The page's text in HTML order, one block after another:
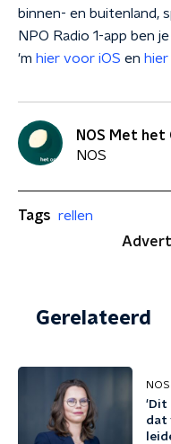
binnen- en buitenland,
NPO Radio 1-app ben
'm hier voor iOS en
NOS Met het
NOS
Tags rellen
Gerelateerd
'Dit
dat